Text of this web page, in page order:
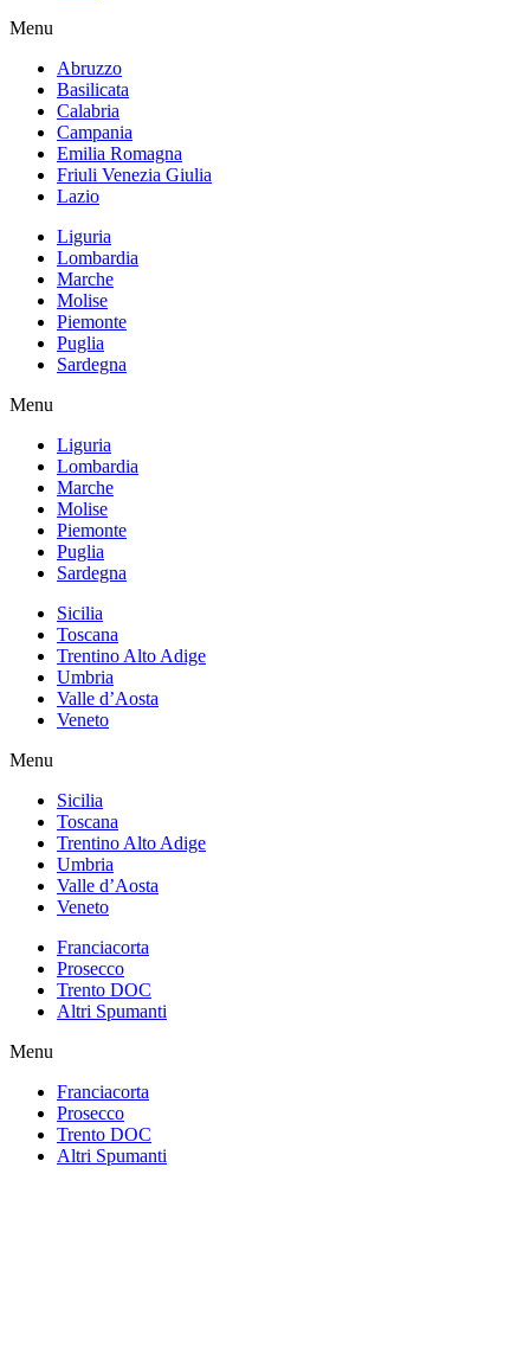
Menu
Abruzzo
Basilicata
Calabria
Campania
Emilia Romagna
Friuli Venezia Giulia
Lazio
Liguria
Lombardia
Marche
Molise
Piemonte
Puglia
Sardegna
Menu
Liguria
Lombardia
Marche
Molise
Piemonte
Puglia
Sardegna
Sicilia
Toscana
Trentino Alto Adige
Umbria
Valle d’Aosta
Veneto
Menu
Sicilia
Toscana
Trentino Alto Adige
Umbria
Valle d’Aosta
Veneto
Franciacorta
Prosecco
Trento DOC
Altri Spumanti
Menu
Franciacorta
Prosecco
Trento DOC
Altri Spumanti